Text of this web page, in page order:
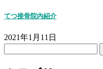
てつ接骨院内紹介
2021年1月11日